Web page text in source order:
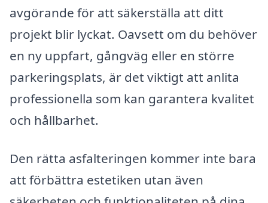
avgörande för att säkerställa att ditt
projekt blir lyckat. Oavsett om du behöver
en ny uppfart, gångväg eller en större
parkeringsplats, är det viktigt att anlita
professionella som kan garantera kvalitet
och hållbarhet.
Den rätta asfalteringen kommer inte bara
att förbättra estetiken utan även